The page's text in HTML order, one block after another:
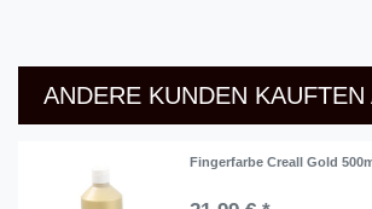
ANDERE KUNDEN KAUFTEN
Fingerfarbe Creall Gold